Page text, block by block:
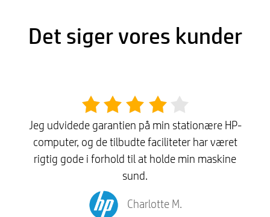
Det siger vores kunder
Jeg udvidede garantien på min stationære HP-
computer, og de tilbudte faciliteter har været
rigtig gode i forhold til at holde min maskine
sund.
Charlotte M.